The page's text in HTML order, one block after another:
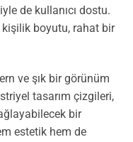
de kullanıcı dostu.
boyutu, rahat bir
ve şık bir görünüm
tasarım çizgileri,
bir
estetik hem de